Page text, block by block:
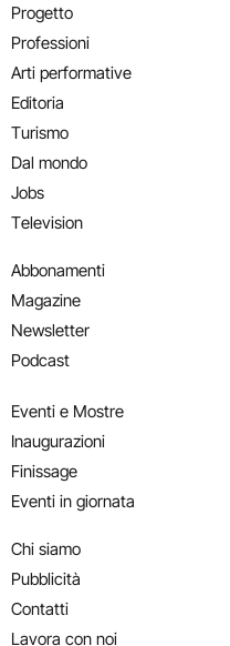
Progetto
Professioni
Arti performative
Editoria
Turismo
Dal mondo
Jobs
Television
Abbonamenti
Magazine
Newsletter
Podcast
Eventi e Mostre
Inaugurazioni
Finissage
Eventi in giornata
Chi siamo
Pubblicità
Contatti
Lavora con noi